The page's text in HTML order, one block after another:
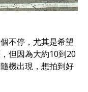
不停，尤其是希望
但因為大約10到20
機出現，想拍到好